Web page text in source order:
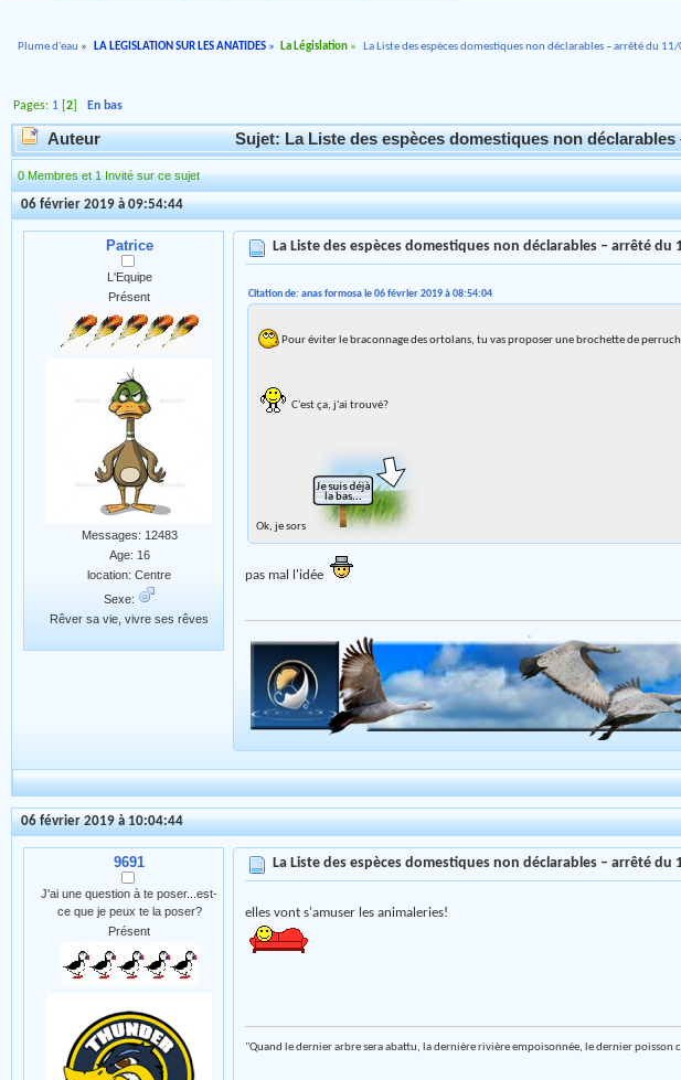
Plume d'eau » LA LEGISLATION SUR LES ANATIDES» La Législation » La Liste des espèces domestiques non déclarables – arrêté du
Pages: 1 [2 En bas
Auteur Sujet: La Liste des espèces domestiques non déclarables
0 Membres et 1 Invité sur ce sujet
06 février 2019 à 09:54:44
Patrice
L'Equipe
Présent
Messages: 12483
Age: 16
location: Centre
Sexe:
Rêver sa vie, vivre ses rêves
La Liste des espèces domestiques non déclarables – arrêté du
Citation de: anas formosa le 06 février 2019 à 08:54:04
Pour éviter le braconnage des ortolans, tu vas proposer une brochette de
C'est ça, j'ai trouvé?
Ok, je sors
pas mal l'idée
06 février 2019 à 10:04:44
9691
J'ai une question à te poser...est-
ce que je peux te la poser?
Présent
La Liste des espèces domestiques non déclarables – arrêté du
elles vont s'amuser les animaleries!
"Quand le dernier arbre sera abattu, la dernière rivière empoisonnée, le dernier poisson